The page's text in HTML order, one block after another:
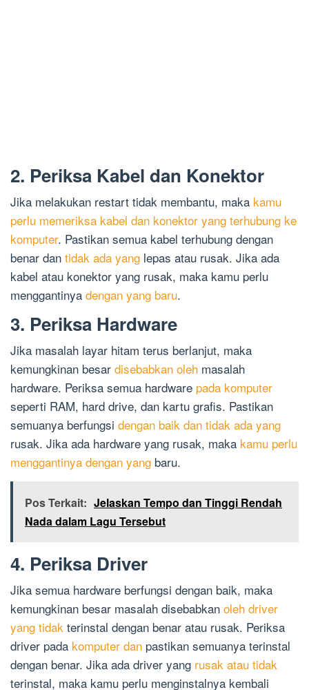
2. Periksa Kabel dan Konektor
Jika melakukan restart tidak membantu, maka kamu
perlu memeriksa kabel dan konektor yang terhubung ke
komputer. Pastikan semua kabel terhubung dengan
benar dan tidak ada yang lepas atau rusak. Jika ada
kabel atau konektor yang rusak, maka kamu perlu
menggantinya dengan yang baru.
3. Periksa Hardware
Jika masalah layar hitam terus berlanjut, maka
kemungkinan besar disebabkan oleh masalah
hardware. Periksa semua hardware pada komputer
seperti RAM, hard drive, dan kartu grafis. Pastikan
semuanya berfungsi dengan baik dan tidak ada yang
rusak. Jika ada hardware yang rusak, maka kamu perlu
menggantinya dengan yang baru.
Pos Terkait: Jelaskan Tempo dan Tinggi Rendah
Nada dalam Lagu Tersebut
4. Periksa Driver
Jika semua hardware berfungsi dengan baik, maka
kemungkinan besar masalah disebabkan oleh driver
yang tidak terinstal dengan benar atau rusak. Periksa
driver pada komputer dan pastikan semuanya terinstal
dengan benar. Jika ada driver yang rusak atau tidak
terinstal, maka kamu perlu menginstalnya kembali